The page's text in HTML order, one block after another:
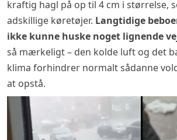
kraftig hagl på op til 4 cm i størrelse,
adskillige køretøjer. Langtidige
ikke kunne huske noget lignende
så mærkeligt – den kolde luft og det
klima forhindrer normalt sådanne
at opstå.